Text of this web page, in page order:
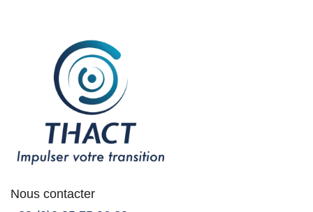
Nous contacter